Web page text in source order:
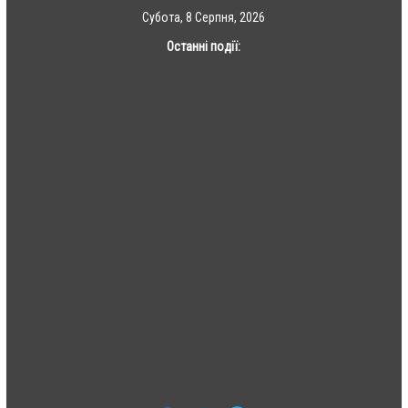
Субота, 8 Серпня, 2026
Останні події: